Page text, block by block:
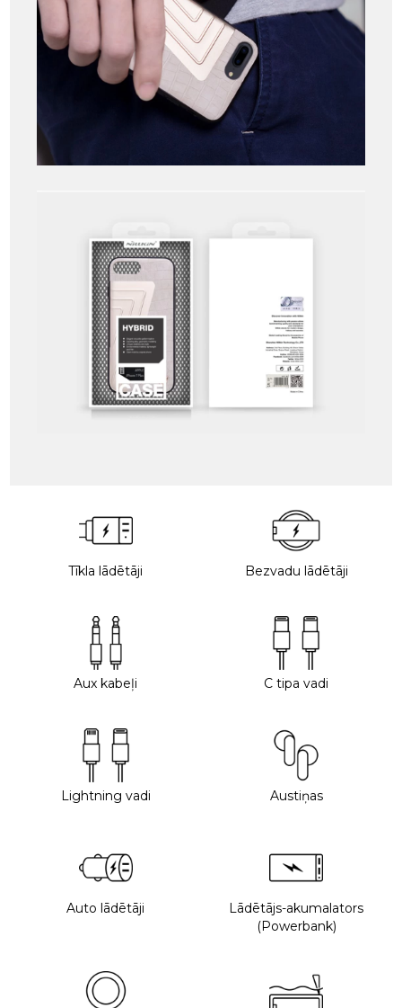
Tīkla lādētāji Bezvadu lādētāji
Aux kabeļi C tipa vadi
Lightning vadi Austiņas
Auto lādētāji
Lādētājs-akumalators
(Powerbank)